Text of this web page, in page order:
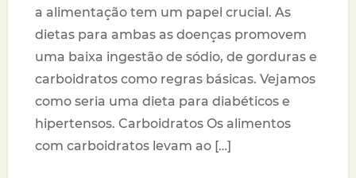
a alimentação tem um papel crucial. As
dietas para ambas as doenças promovem
uma baixa ingestão de sódio, de gorduras e
carboidratos como regras básicas. Vejamos
como seria uma dieta para diabéticos e
hipertensos. Carboidratos Os alimentos
com carboidratos levam ao […]